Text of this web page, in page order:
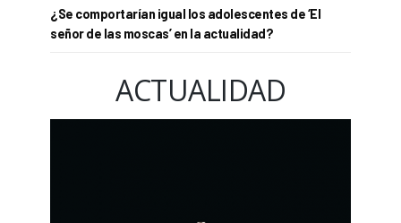
¿Se comportarían igual los adolescentes de ‘El
señor de las moscas’ en la actualidad?
ACTUALIDAD